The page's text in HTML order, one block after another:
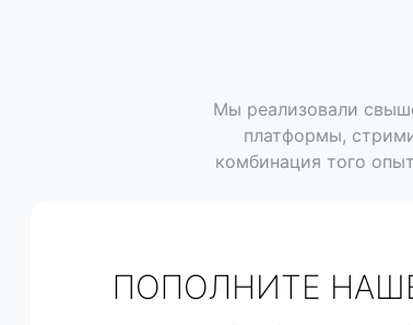
Мы реализовали
платформы,
комбинация того
ПОПОЛНИТЕ